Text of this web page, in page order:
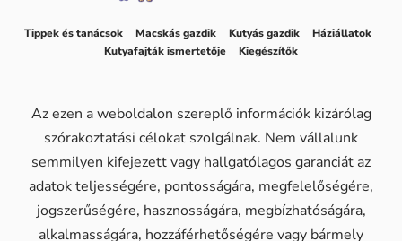
Tippek és tanácsok Macskás gazdik Kutyás gazdik
Háziállatok
Kutyafajták ismertetője
Kiegészítők
Az ezen a weboldalon szereplő információk kizárólag
szórakoztatási célokat szolgálnak. Nem vállalunk
semmilyen kifejezett vagy hallgatólagos garanciát az
adatok teljességére, pontosságára, megfelelőségére,
jogszerűségére, hasznosságára, megbízhatóságára,
alkalmasságára, hozzáférhetőségére vagy bármely